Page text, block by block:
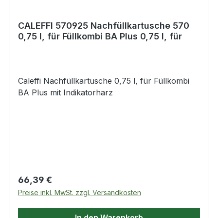
CALEFFI 570925 Nachfüllkartusche 570
0,75 l, für Füllkombi BA Plus 0,75 l, für
Caleffi Nachfüllkartusche 0,75 l, für Füllkombi
BA Plus mit Indikatorharz
Regulärer Preis:
66,39 €
Preise inkl. MwSt. zzgl. Versandkosten